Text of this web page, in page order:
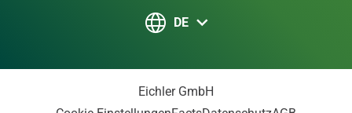
DE
Eichler GmbH